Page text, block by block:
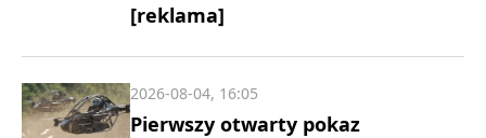
[reklama]
Pierwszy otwarty pokaz
2026-08-04, 16:05